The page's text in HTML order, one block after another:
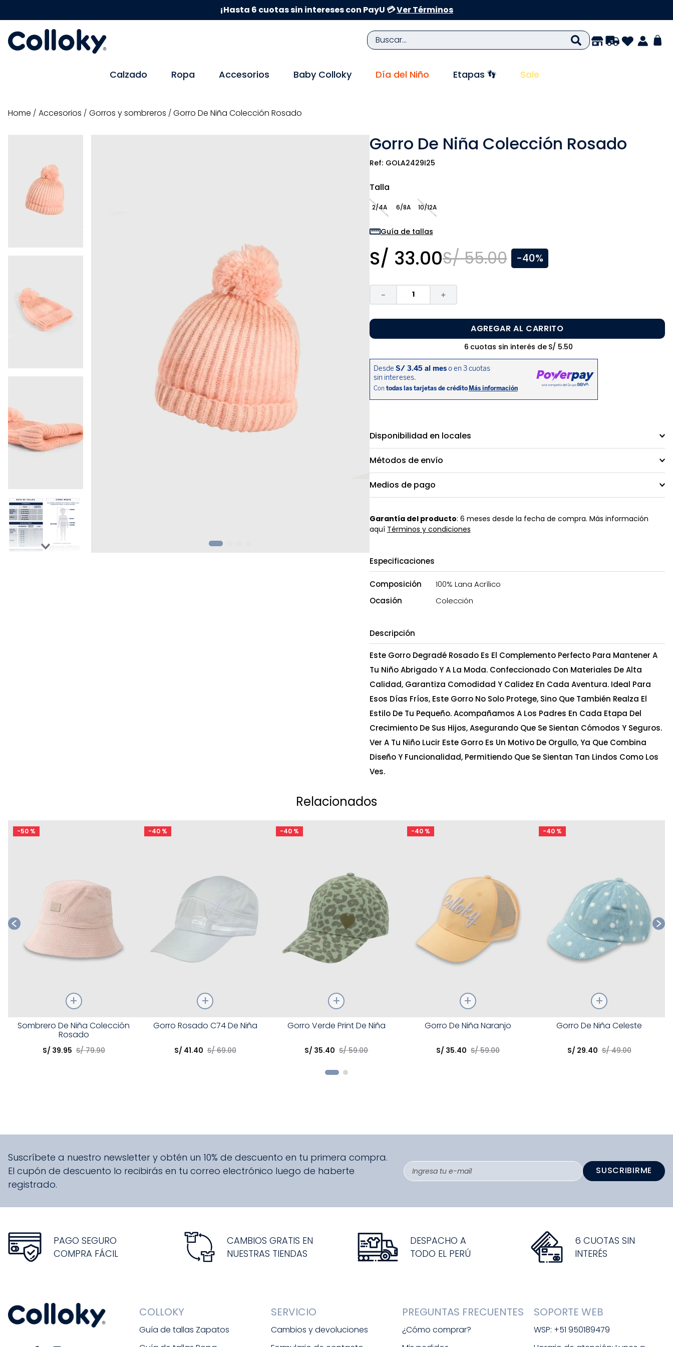
¡Hasta 6 cuotas sin intereses con PayU 💳Ver Términos
Buscar...
Calzado Ropa Accesorios Baby Colloky Día del Niño Etapas 👣 Sale
accesorios gorros y sombreros Gorro De Niña Colección Rosado
Gorro De Niña Colección Rosado
GOLA2429I25
Talla
2/4A 6/8A 10/12A
Guía de tallas
S/ 33.00S/ 55.00 -40%
＋
－
AGREGAR AL CARRITO
6 cuotas sin interés de S/ 5.50
Disponibilidad en locales
Métodos de envío
Medios de pago
Garantía del producto: 6 meses desde la fecha de compra. Más información
aquí Términos y condiciones
Especificaciones
Composición
100% Lana Acrílico
Ocasión
Colección
Descripción
Este Gorro Degradé Rosado Es El Complemento Perfecto Para Mantener A
Tu Niño Abrigado Y A La Moda. Confeccionado Con Materiales De Alta
Calidad, Garantiza Comodidad Y Calidez En Cada Aventura. Ideal Para
Esos Días Fríos, Este Gorro No Solo Protege, Sino Que También Realza El
Estilo De Tu Pequeño. Acompañamos A Los Padres En Cada Etapa Del
Crecimiento De Sus Hijos, Asegurando Que Se Sientan Cómodos Y Seguros.
Ver A Tu Niño Lucir Este Gorro Es Un Motivo De Orgullo, Ya Que Combina
Diseño Y Funcionalidad, Permitiendo Que Se Sientan Tan Lindos Como Los
Ves.
Relacionados
-50 %
Talla
Elige una opción
Sombrero De Niña Colección
Rosado
S/ 39.95 S/ 79.90
-40 %
TallaGorro Rosado C74 De Niña
S/ 41.40 S/ 69.00
-40 %
Gorro Verde Print De Niña
S/ 35.40 S/ 59.00
-40 %
Gorro De Niña Naranjo
S/ 35.40 S/ 59.00
-40 %
Gorro De Niña Celeste
S/ 29.40 S/ 49.00
Suscríbete a nuestro newsletter y obtén un 10% de descuento en tu primera compra.
El cupón de descuento lo recibirás en tu correo electrónico luego de haberte
registrado.
SUSCRIBIRME
PAGO SEGURO
COMPRA FÁCIL
CAMBIOS GRATIS EN
NUESTRAS TIENDAS
DESPACHO A
TODO EL PERÚ
6 CUOTAS SIN
INTERÉS
COLLOKY
Guía de tallas Zapatos
SERVICIO
Cambios y devoluciones
PREGUNTAS FRECUENTES
¿Cómo comprar?
SOPORTE WEB
WSP: +51 950189479
TÉRMINOS MÁS BUSCADOS
10